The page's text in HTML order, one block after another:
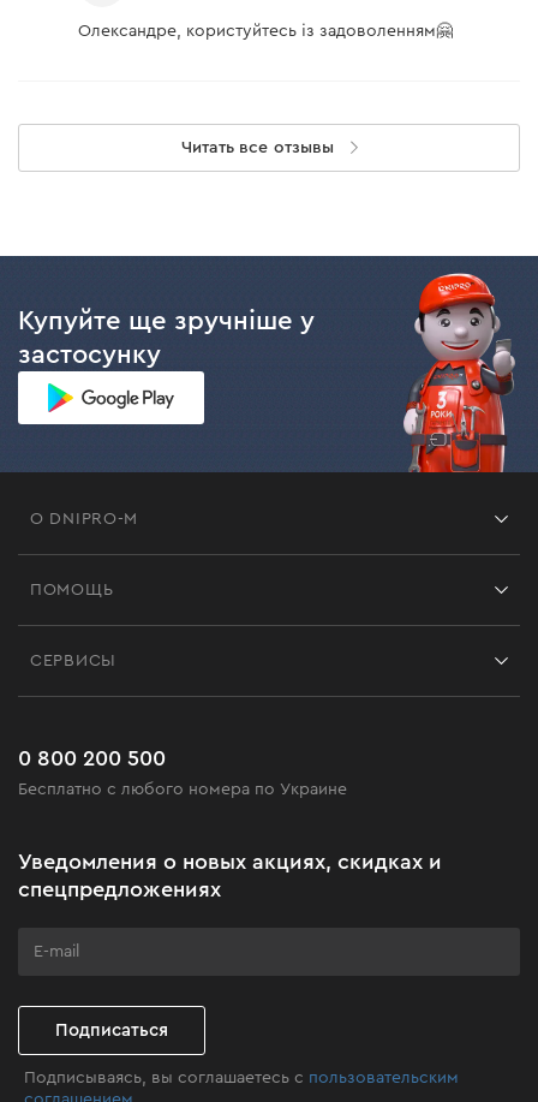
Олександре, користуйтесь із задоволенням🤗
Читать все отзывы
Купуйте ще зручніше у
застосунку
О DNIPRO-M
Черная пятница
Клуб мастерства
ПОМОЩЬ
Часто задаваемые вопросы
СЕРВИСЫ
0 800 200 500
Бесплатно с любого номера по Украине
Уведомления о новых акциях, скидках и
спецпредложениях
Подписаться
Подписываясь, вы соглашаетесь с пользовательским